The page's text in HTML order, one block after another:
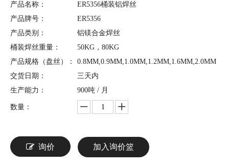
产品名称：
ER5356桶装铝焊丝
产品牌号：
ER5356
产品类别：
铝镁合金焊丝
桶装焊丝重量：
50KG，80KG
产品规格（盘丝）：
0.8MM,0.9MM,1.0MM,1.2MM,1.6MM,2.0MM
交货日期：
三天内
生产能力：
900吨 / 月
数量：
询价 加入询价篮